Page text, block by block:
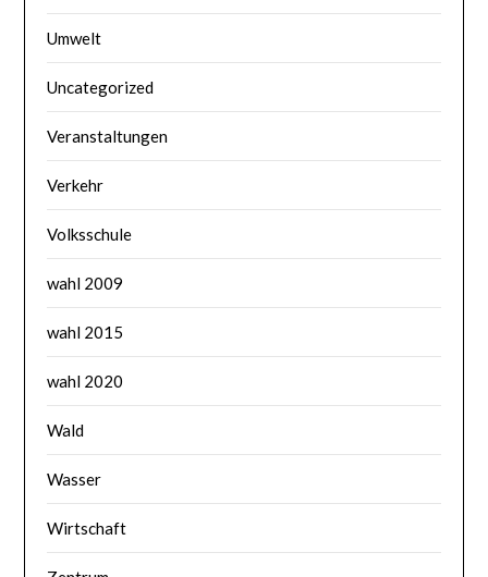
Umwelt
Uncategorized
Veranstaltungen
Verkehr
Volksschule
wahl 2009
wahl 2015
wahl 2020
Wald
Wasser
Wirtschaft